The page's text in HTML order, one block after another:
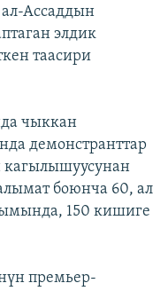
Ассаддын
элдик
таасири
чыккан
демонстранттар
кагылышуусунан
боюнча 60, ал
150 кишиге
премьер-